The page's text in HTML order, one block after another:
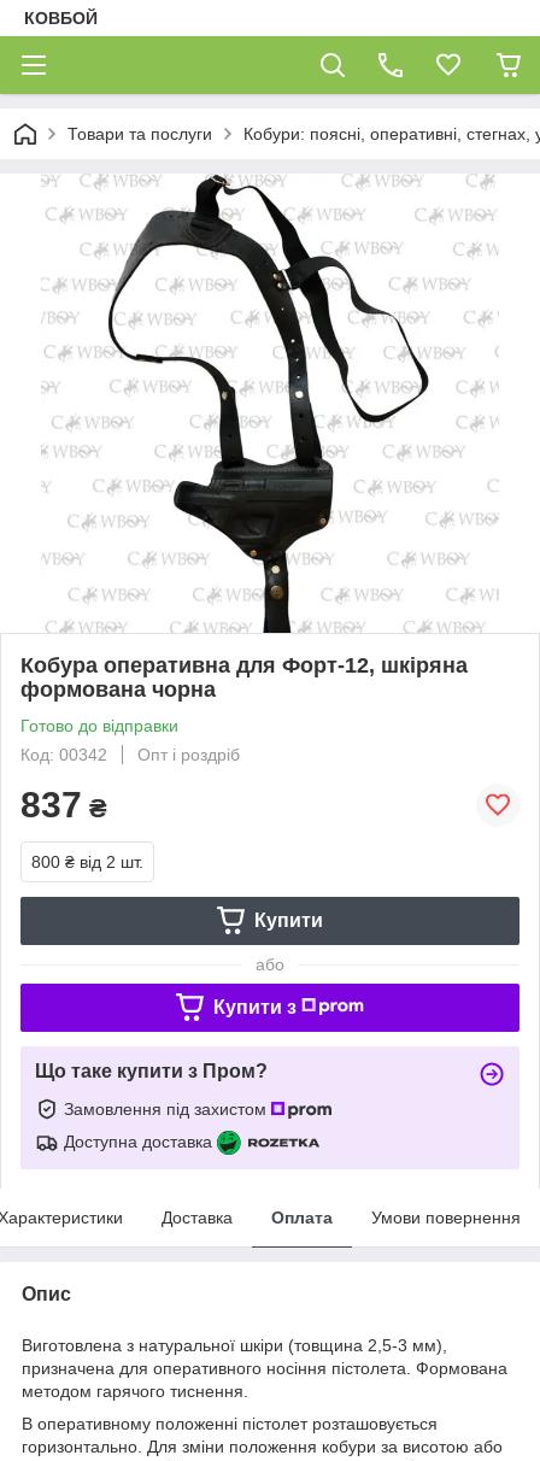
КОВБОЙ
Товари та послуги Кобури: поясні, оперативні, стегнах,
Кобура оперативна для Форт-12, шкіряна
формована чорна
Готово до відправки
Код: 00342
Опт і роздріб
837 ₴
800 ₴ від 2 шт.
Купити
або
Купити з
Що таке купити з Пром?
Замовлення під захистом
Доступна доставка
Доставка Оплата Умови повернення
Опис
Виготовлена з натуральної шкіри (товщина 2,5-3 мм),
призначена для оперативного носіння пістолета. Формована
методом гарячого тиснення.
В оперативному положенні пістолет розташовується
горизонтально. Для зміни положення кобури за висотою або